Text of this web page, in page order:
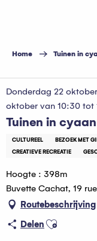
principal
Home Tuinen in
Donderdag 22
oktober van 10:30 tot
Tuinen in cyaan
CULTUREEL BEZOEK MET
CREATIEVE RECREATIE
Hoogte : 398m
Buvette Cachat, 19
Routebeschrijving
Delen Ajouter aux